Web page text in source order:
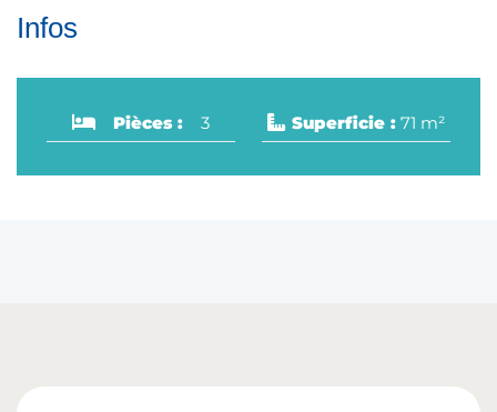
Infos
Pièces 3 Superficie 71 m²